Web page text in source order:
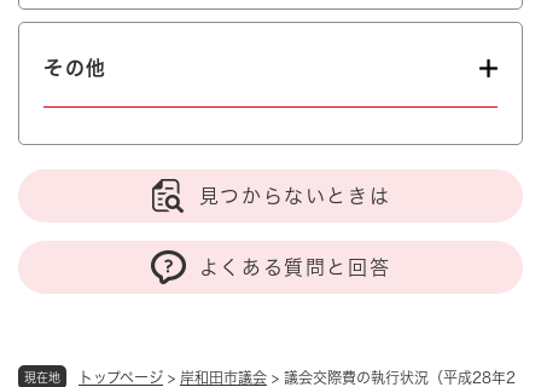
現在地 トップページ > 岸和田市議会 > 議会交際費の執行状況（平成28年2
その他
見つからないときは
よくある質問と回答